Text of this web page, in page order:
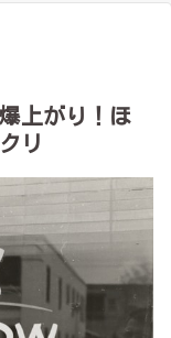
上がり！ほ
リ